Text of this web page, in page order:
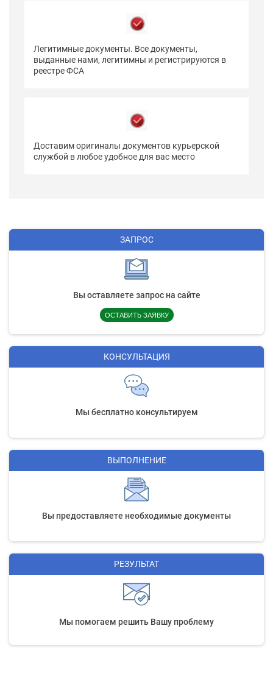
Легитимные документы. Все документы,
выданные нами, легитимны и регистрируются в
реестре ФСА
Доставим оригиналы документов курьерской
службой в любое удобное для вас место
ЗАПРОС
Вы оставляете запрос на сайте
ОСТАВИТЬ ЗАЯВКУ
КОНСУЛЬТАЦИЯ
Мы бесплатно консультируем
ВЫПОЛНЕНИЕ
Вы предоставляете необходимые документы
РЕЗУЛЬТАТ
Мы помогаем решить Вашу проблему